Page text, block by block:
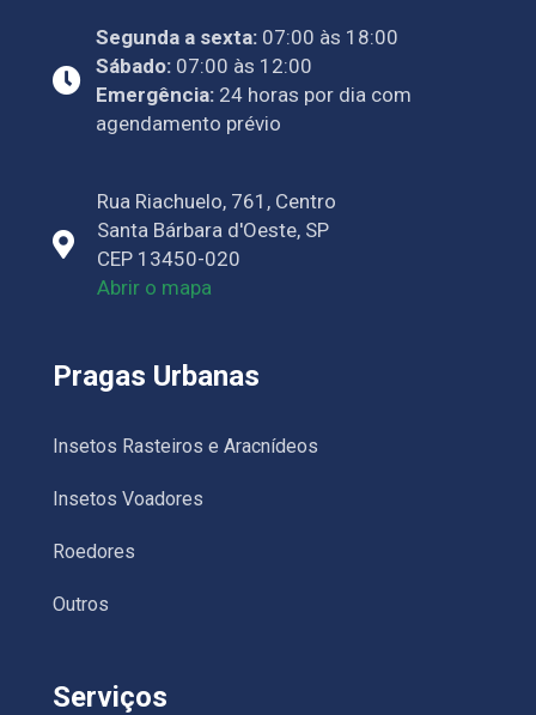
Segunda a sexta: 07:00 às 18:00
Sábado: 07:00 às 12:00
Emergência: 24 horas por dia com
agendamento prévio
Rua Riachuelo, 761, Centro
Santa Bárbara d'Oeste, SP
CEP 13450-020
Abrir o mapa
Pragas Urbanas
Insetos Rasteiros e Aracnídeos
Insetos Voadores
Roedores
Outros
Serviços